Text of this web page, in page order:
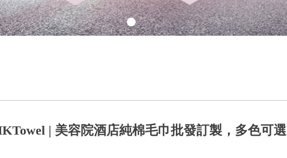
| 美容院酒店純棉毛巾批發訂製，多色可選